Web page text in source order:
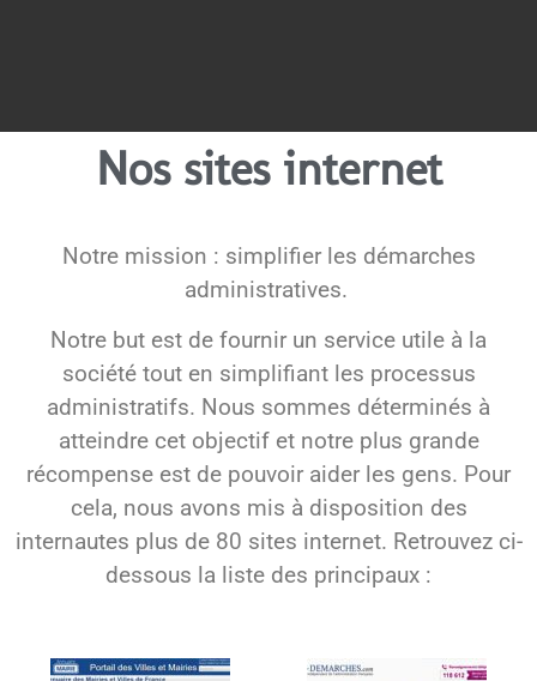
Nos sites internet
Notre mission : simplifier les démarches
administratives.
Notre but est de fournir un service utile à la
société tout en simplifiant les processus
administratifs. Nous sommes déterminés à
atteindre cet objectif et notre plus grande
récompense est de pouvoir aider les gens. Pour
cela, nous avons mis à disposition des
internautes plus de 80 sites internet. Retrouvez ci-
dessous la liste des principaux :